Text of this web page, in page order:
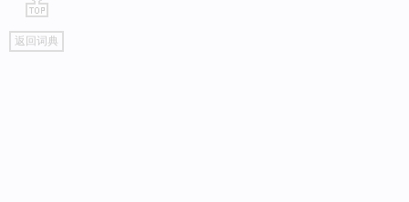
go
top
返回词典